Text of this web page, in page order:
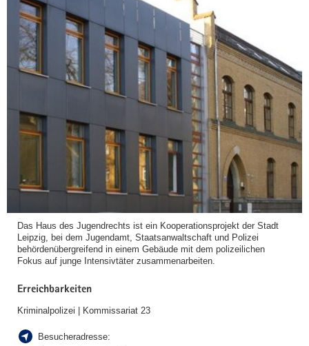
Das Haus des Jugendrechts ist ein Kooperationsprojekt der Stadt
Leipzig, bei dem Jugendamt, Staatsanwaltschaft und Polizei
behördenübergreifend in einem Gebäude mit dem polizeilichen
Fokus auf junge Intensivtäter zusammenarbeiten.
Erreichbarkeiten
Kriminalpolizei | Kommissariat 23
Besucheradresse: